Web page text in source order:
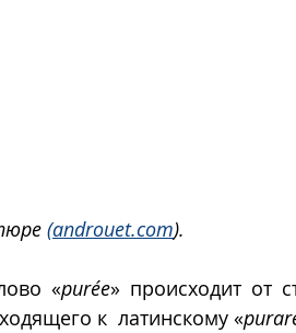
(androuet.com).
«purée» происходит от
к  латинскому «